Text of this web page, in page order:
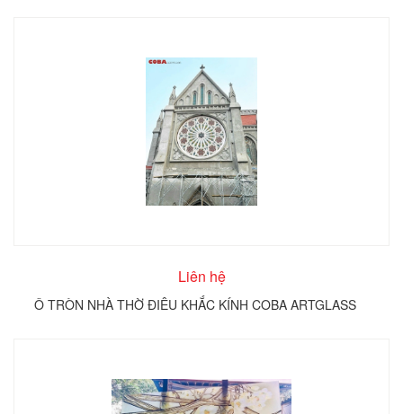
Liên hệ
Ô TRÒN NHÀ THỜ ĐIÊU KHẮC KÍNH COBA ARTGLASS